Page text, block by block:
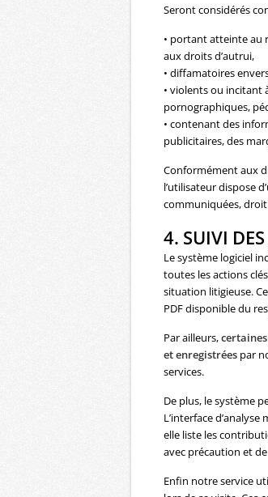
Seront considérés
• portant atteinte au
aux droits d’autrui,
• diffamatoires
• violents ou incitant
pornographiques,
• contenant des
publicitaires, des
Conformément aux
l’utilisateur dispose
communiquées, droit
4. SUIVI
Le système logiciel
toutes les actions
situation litigieuse.
PDF disponible du
Par ailleurs,
et enregistrées par
services.
De plus, le système
L’interface
elle liste les
avec précaution et
Enfin notre service